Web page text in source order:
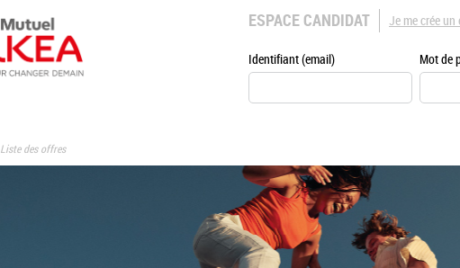
ESPACE CANDIDAT
Identifiant (email) Mot de
Je me crée
Liste des offres